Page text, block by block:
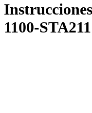
1100-STA211